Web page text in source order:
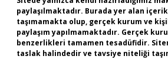
paylaşılmaktadır. Burada yer alan
taşımamakta olup, gerçek kurum ve
paylaşım yapılmamaktadır. Gerçek
benzerlikleri tamamen tesadüfidir.
taslak halindedir ve tavsiye niteliği